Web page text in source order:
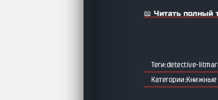
📖 Читать полный
detective-
Книжные